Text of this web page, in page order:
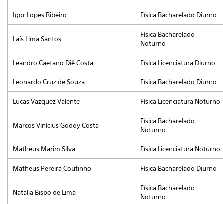
Igor Lopes Ribeiro Física Bacharelado Diurno
Laís Lima Santos
Física Bacharelado
Noturno
Leandro Caetano Diê Costa Física Licenciatura Diurno
Leonardo Cruz de Souza Física Bacharelado Diurno
Lucas Vazquez Valente Física Licenciatura Noturno
Marcos Vinícius Godoy Costa
Física Bacharelado
Noturno
Matheus Marim Silva Física Licenciatura Noturno
Matheus Pereira Coutinho Física Bacharelado Diurno
Natalia Bispo de Lima
Física Bacharelado
Noturno